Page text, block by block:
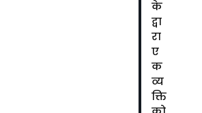
के
द्वा
रा
ए
क
व्य
क्ति